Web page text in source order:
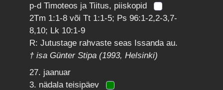
p-d Timoteos ja Tiitus, piiskopid
2Tm 1:1-8 või Tt 1:1-5; Ps 96:1-2,2-3,7-
8,10; Lk 10:1-9
R: Jutustage rahvaste seas Issanda au.
† isa Günter Stipa (1993, Helsinki)
27. jaanuar
3. nädala teisipäev